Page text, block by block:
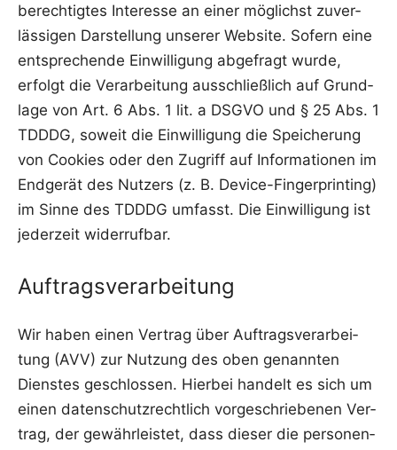
berech­tig­tes Inter­es­se an einer mög­lichst zuver­
läs­si­gen Dar­stel­lung unse­rer Web­site. Sofern eine
ent­spre­chen­de Ein­wil­li­gung abge­fragt wur­de,
erfolgt die Ver­ar­bei­tung aus­schließ­lich auf Grund­
la­ge von Art. 6 Abs. 1 lit. a DSGVO und § 25 Abs. 1
TDDDG, soweit die Ein­wil­li­gung die Spei­che­rung
von Coo­kies oder den Zugriff auf Infor­ma­tio­nen im
End­ge­rät des Nut­zers (z. B. Device-Fin­ger­prin­ting)
im Sin­ne des TDDDG umfasst. Die Ein­wil­li­gung ist
jeder­zeit widerrufbar.
Auftragsverarbeitung
Wir haben einen Ver­trag über Auf­trags­ver­ar­bei­
tung (AVV) zur Nut­zung des oben genann­ten
Diens­tes geschlos­sen. Hier­bei han­delt es sich um
einen daten­schutz­recht­lich vor­ge­schrie­be­nen Ver­
trag, der gewähr­leis­tet, dass die­ser die per­so­nen­